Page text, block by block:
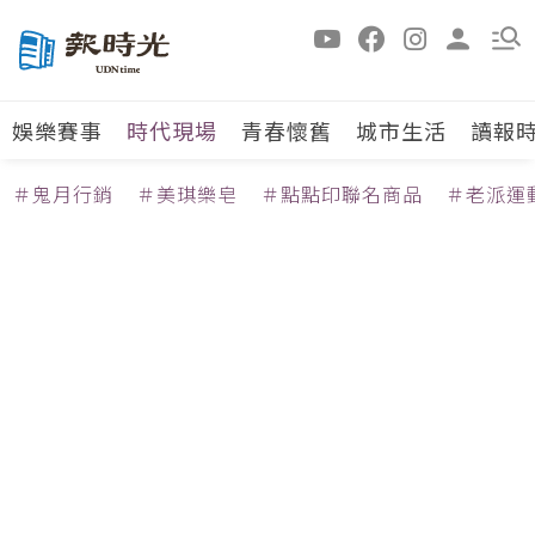
娛樂賽事 時代現場 青春懷舊 城市生活 讀報
＃鬼月行銷 ＃美琪樂皂 ＃點點印聯名商品 ＃老派運